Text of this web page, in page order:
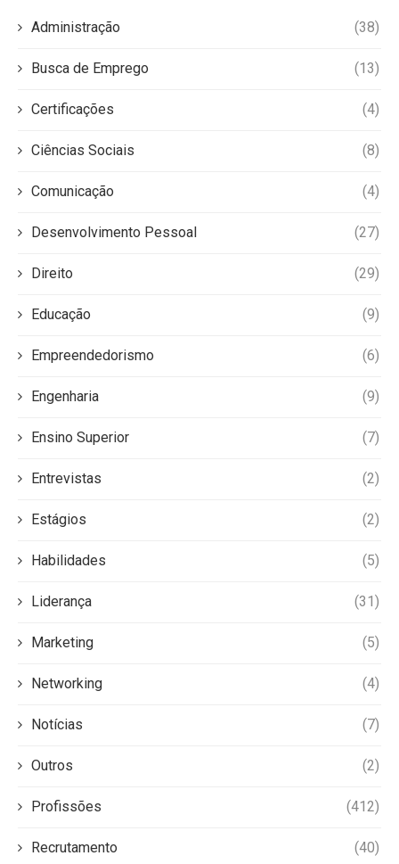
Administração (38)
Busca de Emprego (13)
Certificações (4)
Ciências Sociais (8)
Comunicação (4)
Desenvolvimento Pessoal (27)
Direito (29)
Educação (9)
Empreendedorismo (6)
Engenharia (9)
Ensino Superior (7)
Entrevistas (2)
Estágios (2)
Habilidades (5)
Liderança (31)
Marketing (5)
Networking (4)
Notícias (7)
Outros (2)
Profissões (412)
Recrutamento (40)